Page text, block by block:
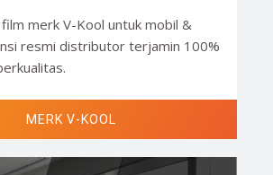
film merk V-Kool untuk mobil &
resmi distributor terjamin 100%
MERK V-KOOL